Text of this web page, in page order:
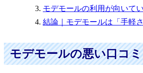
モデモールの利用が向いて
結論｜モデモールは「手軽
モデモールの悪い口コ